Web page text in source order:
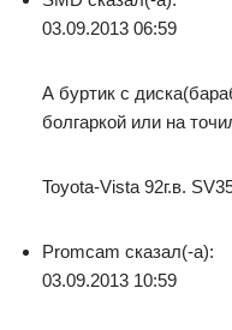
03.09.2013 06:59
А буртик с
болгаркой или на
Toyota-Vista 92г.в.
Promcam сказал(-а):
03.09.2013 10:59